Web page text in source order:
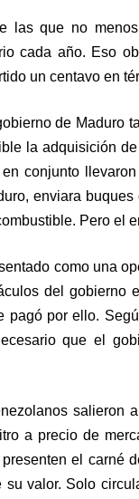
las que no
cada año. Eso
un centavo en
de Maduro
la adquisición
conjunto
enviara
Pero el
como una
del gobierno
pagó por ello.
que el
salieron
a precio de
el carné
su valor. Solo